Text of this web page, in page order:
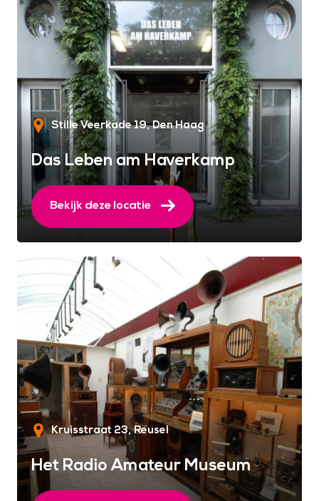
Stille Veerkade 19 Den Haag
Das Leben am Haverkamp
Bekijk deze locatie
Kruisstraat 23 Reusel
Het Radio Amateur Museum